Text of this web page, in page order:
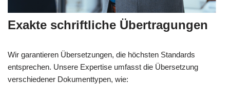
Exakte schriftliche Übertragungen
Wir garantieren Übersetzungen, die höchsten Standards
entsprechen. Unsere Expertise umfasst die Übersetzung
verschiedener Dokumenttypen, wie: